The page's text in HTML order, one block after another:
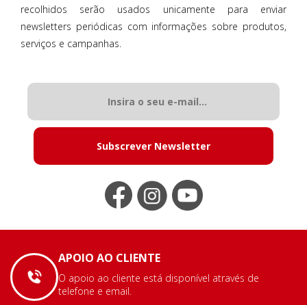
recolhidos serão usados unicamente para enviar
newsletters periódicas com informações sobre produtos,
serviços e campanhas.
Subscrever Newsletter
APOIO AO CLIENTE
O apoio ao cliente está disponível através de
telefone e email.